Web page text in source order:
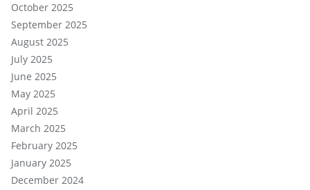
October 2025
September 2025
August 2025
July 2025
June 2025
May 2025
April 2025
March 2025
February 2025
January 2025
December 2024